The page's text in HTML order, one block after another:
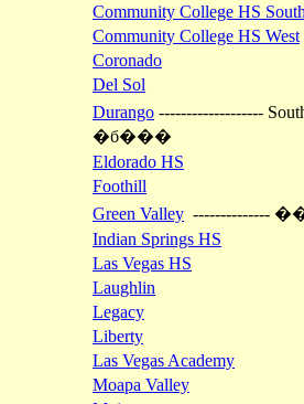
Community College HS
Community College HS West
Coronado
Del Sol
Durango
�б���
Eldorado HS
Foothill
Green Valley --------------
Indian Springs HS
Las Vegas HS
Laughlin
Legacy
Liberty
Las Vegas Academy
Moapa Valley